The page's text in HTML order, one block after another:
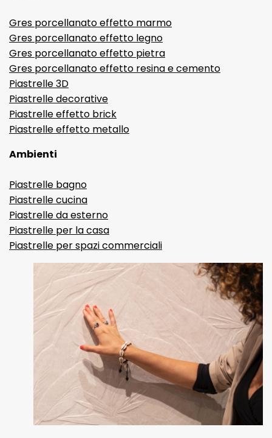
Gres porcellanato effetto marmo
Gres porcellanato effetto legno
Gres porcellanato effetto pietra
Gres porcellanato effetto resina e cemento
Piastrelle 3D
Piastrelle decorative
Piastrelle effetto brick
Piastrelle effetto metallo
Ambienti
Piastrelle bagno
Piastrelle cucina
Piastrelle da esterno
Piastrelle per la casa
Piastrelle per spazi commerciali